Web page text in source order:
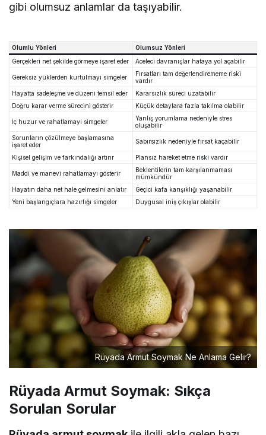
gibi olumsuz anlamlar da taşıyabilir.
Olumlu Yönleri
Olumsuz Yönleri
Gerçekleri net şekilde görmeye işaret eder
Aceleci davranışlar hataya yol açabilir
Gereksiz yüklerden kurtulmayı simgeler
Fırsatları tam değerlendirememe riski
vardır
Hayatta sadeleşme ve düzeni temsil eder
Kararsızlık süreci uzatabilir
Doğru karar verme sürecini gösterir
Küçük detaylara fazla takılma olabilir
İç huzur ve rahatlamayı simgeler
Yanlış yorumlama nedeniyle stres
oluşabilir
Sorunların çözülmeye başlamasına
işaret eder
Sabırsızlık nedeniyle fırsat kaçabilir
Kişisel gelişim ve farkındalığı artırır Plansız hareket etme riski vardır
Maddi ve manevi rahatlamayı gösterir
Beklentilerin tam karşılanmaması
mümkündür
Hayatın daha net hale gelmesini anlatır
Geçici kafa karışıklığı yaşanabilir
Yeni başlangıçlara hazırlığı simgeler
Duygusal iniş çıkışlar olabilir
Rüyada Armut Soymak Ne Anlama Gelir?
Rüyada Armut Soymak: Sıkça
Sorulan Sorular